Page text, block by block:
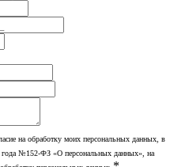
на обработку моих персональных данных, в
года №152-ФЗ «О персональных данных», на